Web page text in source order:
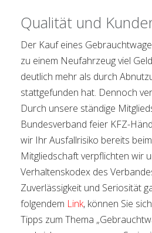
Qualität und
Der Kauf eines
zu einem Neufahrzeug viel
deutlich mehr als durch
stattgefunden hat. Dennoch
Durch unsere ständige
Bundesverband feier KFZ-
wir Ihr Ausfallrisiko bereits
Mitgliedschaft verpflichten wir
Verhaltenskodex des
Zuverlässigkeit und Seriosität
folgendem Link, können Sie
Tipps zum Thema